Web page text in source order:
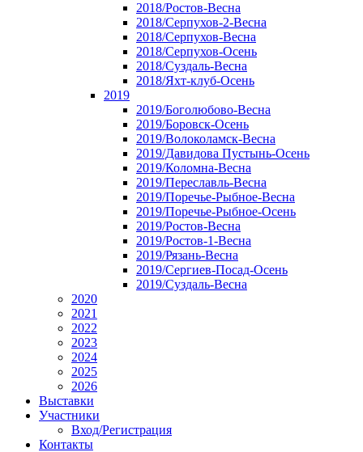
2018/Ростов-Весна
2018/Серпухов-2-Весна
2018/Серпухов-Весна
2018/Серпухов-Осень
2018/Суздаль-Весна
2018/Яхт-клуб-Осень
2019
2019/Боголюбово-Весна
2019/Боровск-Осень
2019/Волоколамск-Весна
2019/Давидова Пустынь-Осень
2019/Коломна-Весна
2019/Переславль-Весна
2019/Поречье-Рыбное-Весна
2019/Поречье-Рыбное-Осень
2019/Ростов-Весна
2019/Ростов-1-Весна
2019/Рязань-Весна
2019/Сергиев-Посад-Осень
2019/Суздаль-Весна
2020
2021
2022
2023
2024
2025
2026
Выставки
Участники
Вход/Регистрация
Контакты